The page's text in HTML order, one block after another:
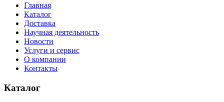
Главная
Каталог
Доставка
Научная деятельность
Новости
Услуги и сервис
О компании
Контакты
Каталог